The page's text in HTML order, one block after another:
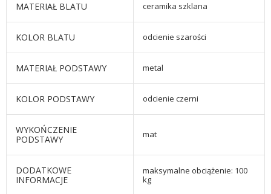
MATERIAŁ BLATU ceramika szklana
KOLOR BLATU odcienie szarości
MATERIAŁ PODSTAWY metal
KOLOR PODSTAWY odcienie czerni
WYKOŃCZENIE
PODSTAWY
mat
DODATKOWE
INFORMACJE
maksymalne obciążenie: 100
kg